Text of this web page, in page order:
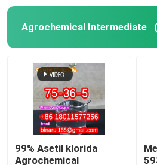
Agrochemical Intermediate
99% Asetil klorida
Agrochemical